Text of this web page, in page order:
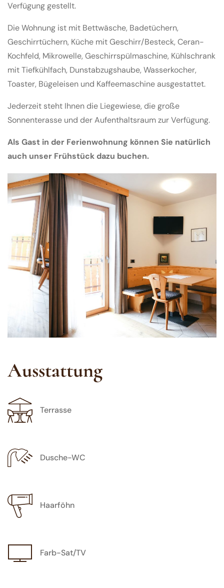
Verfügung gestellt.
Die Wohnung ist mit Bettwäsche, Badetüchern,
Geschirrtüchern, Küche mit Geschirr/Besteck, Ceran-
Kochfeld, Mikrowelle, Geschirrspülmaschine, Kühlschrank
mit Tiefkühlfach, Dunstabzugshaube, Wasserkocher,
Toaster, Bügeleisen und Kaffeemaschine ausgestattet.
Jederzeit steht Ihnen die Liegewiese, die große
Sonnenterasse und der Aufenthaltsraum zur Verfügung.
Als Gast in der Ferienwohnung können Sie natürlich
auch unser Frühstück dazu buchen.
Ausstattung
Terrasse
Dusche-WC
Haarföhn
Farb-Sat/TV